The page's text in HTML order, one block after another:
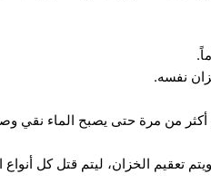
نفسه.
أكثر من مرة حتى يصبح الماء نقي
تعقيم الخزان، ليتم قتل كل أنواع